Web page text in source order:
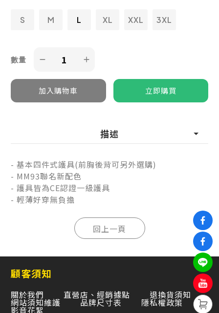
S M L XL XXL 3XL
數量
描述
- 基本四件式護具(前胸後背可另外選購)
- MM93聯名新配色
- 護具皆為CE認證一級護具
- 輕薄好穿無負擔
顧客須知
關於我們 直營店、經銷據點 退換貨須知
網站須知維護 品牌尺寸表 隱私權政策
影音花絮